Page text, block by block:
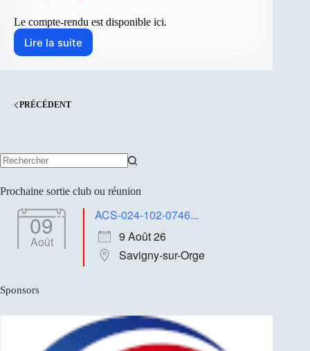
Le compte-rendu est disponible ici.
Lire la suiteL’Ardéchoise
PRÉCÉDENT
résultat
Prochaine sortie club ou réunion
09
Août
ACS-024-102-0746...
9 Août 26
Savigny-sur-Orge
Sponsors